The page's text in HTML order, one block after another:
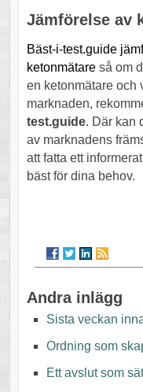
Jämförelse av
Bäst-i-test.guide
ketonmätareså om
en ketonmätare och
marknaden,
test.guide. Där kan
av marknadens
att fatta ett
bäst för dina behov.
Andra inlägg
Sista veckan
Ordning som
Ett avslut som